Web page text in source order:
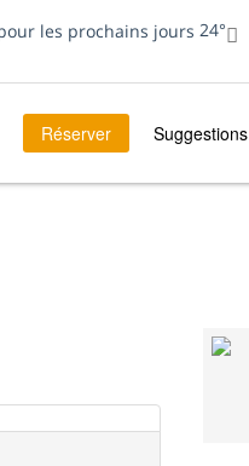
24°
Réserver Suggestions